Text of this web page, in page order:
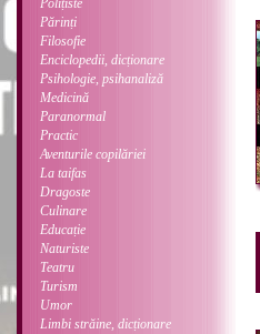
Polițiste
Părinți
Filosofie
Enciclopedii, dicționare
Psihologie, psihanaliză
Medicină
Paranormal
Practic
Aventurile copilăriei
La taifas
Dragoste
Culinare
Educație
Naturiste
Teatru
Turism
Umor
Limbi străine, dicționare